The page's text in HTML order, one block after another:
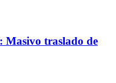
Masivo traslado de